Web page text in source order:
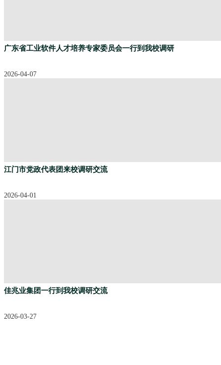
广东省工业软件人才培养专家委员会一行到我校调研
2026-04-07
江门市党政代表团来校调研交流
2026-04-01
佳兆业集团一行到我校调研交流
2026-03-27